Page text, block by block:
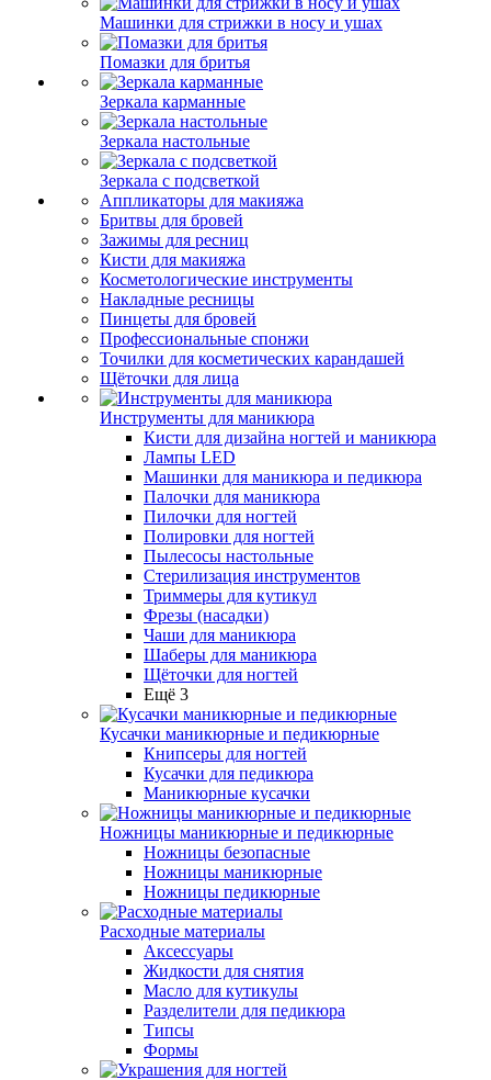
Машинки для стрижки в носу и ушах
Помазки для бритья
Зеркала карманные
Зеркала настольные
Зеркала с подсветкой
Аппликаторы для макияжа
Бритвы для бровей
Зажимы для ресниц
Кисти для макияжа
Косметологические инструменты
Накладные ресницы
Пинцеты для бровей
Профессиональные спонжи
Точилки для косметических карандашей
Щёточки для лица
Инструменты для маникюра
Кисти для дизайна ногтей и маникюра
Лампы LED
Машинки для маникюра и педикюра
Палочки для маникюра
Пилочки для ногтей
Полировки для ногтей
Пылесосы настольные
Стерилизация инструментов
Триммеры для кутикул
Фрезы (насадки)
Чаши для маникюра
Шаберы для маникюра
Щёточки для ногтей
Ещё 3
Кусачки маникюрные и педикюрные
Книпсеры для ногтей
Кусачки для педикюра
Маникюрные кусачки
Ножницы маникюрные и педикюрные
Ножницы безопасные
Ножницы маникюрные
Ножницы педикюрные
Расходные материалы
Аксессуары
Жидкости для снятия
Масло для кутикулы
Разделители для педикюра
Типсы
Формы